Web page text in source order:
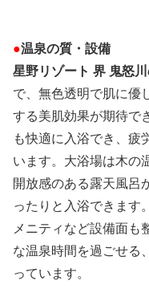
●温泉の質・設備
星野リゾート 界 鬼怒
で、無色透明で肌に優
する美肌効果が期待で
も快適に入浴でき、疲
います。大浴場は木の
開放感のある露天風呂
ったりと入浴できます
メニティなど設備面も
な温泉時間を過ごせる
っています。